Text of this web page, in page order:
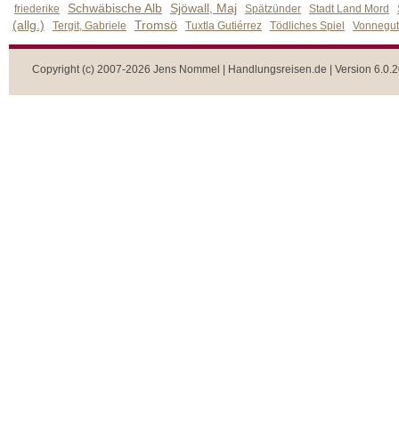
friederike Schwäbische Alb Sjöwall, Maj Spätzünder Stadt Land Mord
(allg.) Tergit, Gabriele Tromsö Tuxtla Gutiérrez Tödliches Spiel
Copyright (c) 2007-2026 Jens Nommel | Handlungsreisen.de | Version